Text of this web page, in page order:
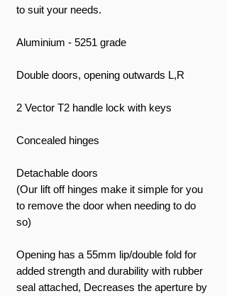
to suit your needs.
Aluminium - 5251 grade
Double doors, opening outwards L,R
2 Vector T2 handle lock with keys
Concealed hinges
Detachable doors
(Our lift off hinges make it simple for you
to remove the door when needing to do
so)
Opening has a 55mm lip/double fold for
added strength and durability with rubber
seal attached, Decreases the aperture by